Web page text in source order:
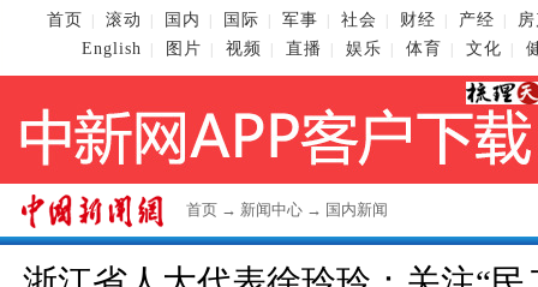
首页 滚动 国内 国际 军事 社会 财经 产经
English
图片 视频 直播 娱乐 体育 文化
首页 → 新闻中心 → 国内新闻